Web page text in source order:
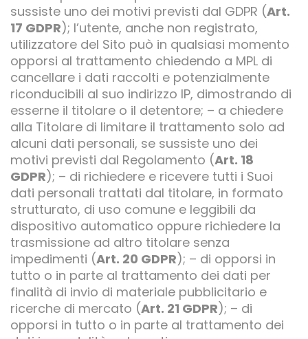
sussiste uno dei motivi previsti dal GDPR (Art.
17 GDPR); l’utente, anche non registrato,
utilizzatore del Sito può in qualsiasi momento
opporsi al trattamento chiedendo a MPL di
cancellare i dati raccolti e potenzialmente
riconducibili al suo indirizzo IP, dimostrando di
esserne il titolare o il detentore; – a chiedere
alla Titolare di limitare il trattamento solo ad
alcuni dati personali, se sussiste uno dei
motivi previsti dal Regolamento (Art. 18
GDPR); – di richiedere e ricevere tutti i Suoi
dati personali trattati dal titolare, in formato
strutturato, di uso comune e leggibili da
dispositivo automatico oppure richiedere la
trasmissione ad altro titolare senza
impedimenti (Art. 20 GDPR); – di opporsi in
tutto o in parte al trattamento dei dati per
finalità di invio di materiale pubblicitario e
ricerche di mercato (Art. 21 GDPR); – di
opporsi in tutto o in parte al trattamento dei